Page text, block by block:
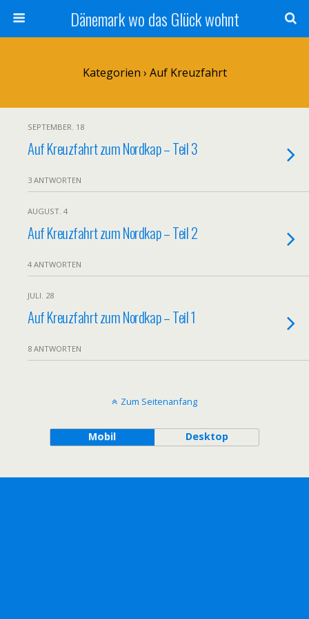
Dänemark wo das Glück wohnt
Kategorien › Auf Kreuzfahrt
SEPTEMBER. 18
Auf Kreuzfahrt zum Nordkap – Teil 3
3 ANTWORTEN
AUGUST. 4
Auf Kreuzfahrt zum Nordkap – Teil 2
4 ANTWORTEN
JULI. 28
Auf Kreuzfahrt zum Nordkap – Teil 1
8 ANTWORTEN
Zum Seitenanfang
Mobil Desktop